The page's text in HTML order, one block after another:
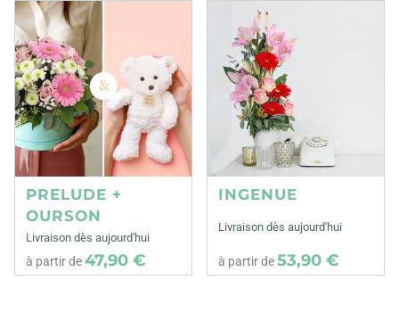
PRELUDE +
OURSON
Livraison dès aujourd'hui
à partir de47,90 €
INGENUE
Livraison dès aujourd'hui
à partir de53,90 €